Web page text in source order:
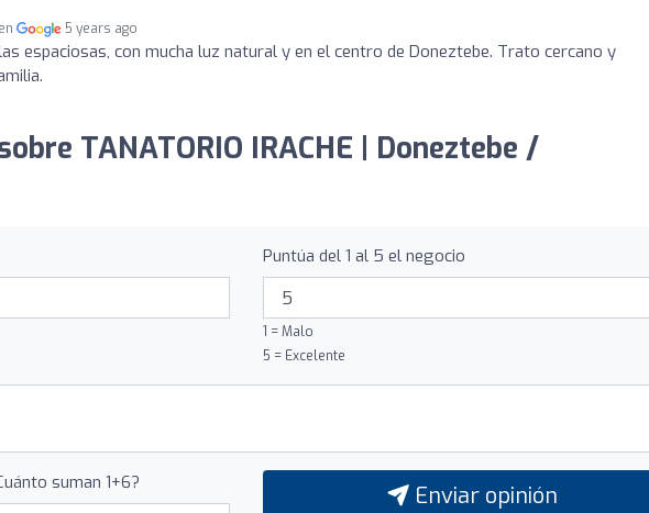
5 years ago
espaciosas, con mucha luz natural y en el centro de Doneztebe. Trato cercano y
TANATORIO IRACHE | Doneztebe /
Puntúa del 1 al 5 el negocio
1 = Malo
5 = Excelente
suman 1+6? Enviar opinión